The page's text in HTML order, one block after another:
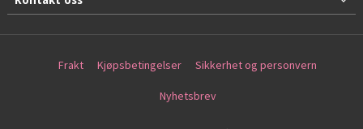
Frakt Kjøpsbetingelser Sikkerhet og personvern
Nyhetsbrev